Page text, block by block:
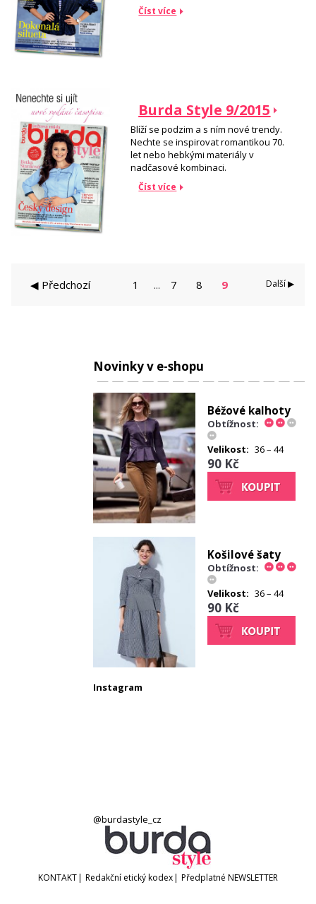
Číst více
Burda Style 9/2015
Blíží se podzim a s ním nové trendy.
Nechte se inspirovat romantikou 70.
let nebo hebkými materiály v
nadčasové kombinaci.
Číst více
◀ Předchozí 1 ... 7 8 9 Další ▶
Novinky v e-shopu
Béžové kalhoty
Obtížnost:
Velikost: 36 – 44
90 Kč
Košilové šaty
Obtížnost:
Velikost: 36 – 44
90 Kč
Instagram
@burdastyle_cz
KONTAKT| Redakční etický kodex| Předplatné NEWSLETTER